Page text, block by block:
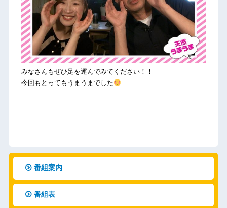
みなさんもぜひ足を運んでみてください！！
今回もとってもうまうまでした
番組案内
番組表